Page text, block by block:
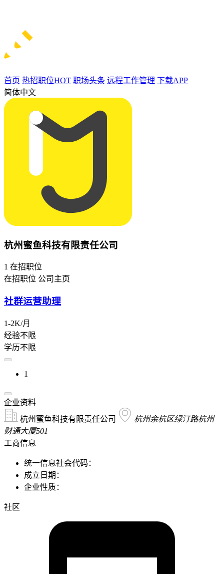
首页 热招职位HOT 职场头条 远程工作管理 下载APP
简体中文
杭州蜜鱼科技有限责任公司
1 在招职位
在招职位 公司主页
社群运营助理
1-2K/月
经验不限
学历不限
1
企业资料
杭州蜜鱼科技有限责任公司
杭州余杭区绿汀路杭州
财通大厦501
工商信息
统一信息社会代码：
成立日期：
企业性质：
社区